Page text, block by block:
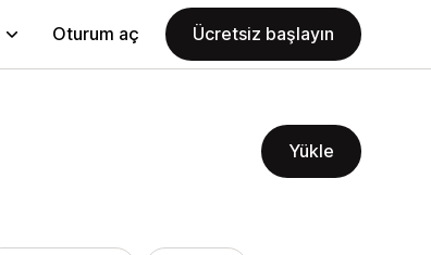
Oturum aç Ücretsiz başlayın
Yükle